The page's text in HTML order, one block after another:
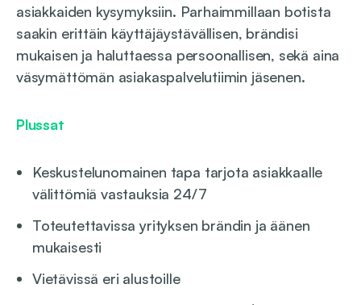
asiakkaiden kysymyksiin. Parhaimmillaan botista
saakin erittäin käyttäjäystävällisen, brändisi
mukaisen ja haluttaessa persoonallisen, sekä aina
väsymättömän asiakaspalvelutiimin jäsenen.
Plussat
Keskustelunomainen tapa tarjota asiakkaalle
välittömiä vastauksia 24/7
Toteutettavissa yrityksen brändin ja äänen
mukaisesti
Vietävissä eri alustoille